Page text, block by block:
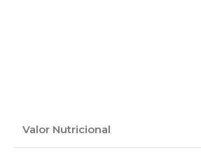
Valor Nutricional